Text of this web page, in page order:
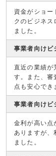
資金がショー
クのビジネス
ました。
事業者向けビ
直近の業績が
す。また、審
点も安心でき
事業者向けビ
金利が高い点
ありますが、
ました。